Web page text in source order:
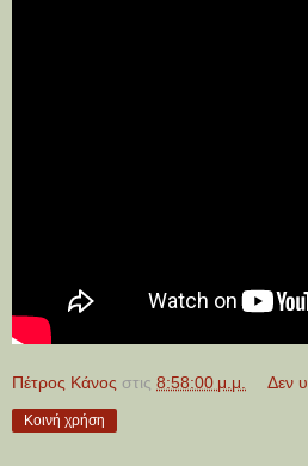
Πέτρος Κάνος στις 8:58:00 μ.μ. Δεν
Κοινή χρήση